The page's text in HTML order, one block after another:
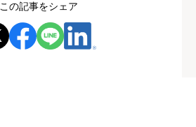
この記事をシェア